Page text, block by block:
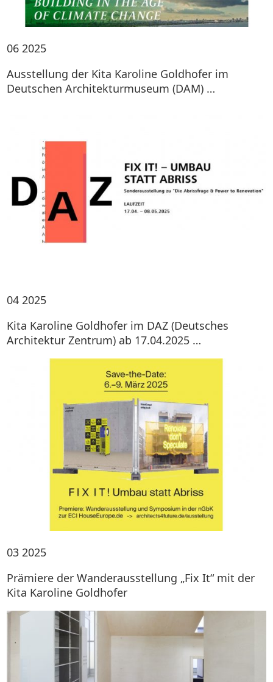
06 2025
Ausstellung der Kita Karoline Goldhofer im
Deutschen Architekturmuseum (DAM) …
04 2025
Kita Karoline Goldhofer im DAZ (Deutsches
Architektur Zentrum) ab 17.04.2025 …
03 2025
Prämiere der Wanderausstellung „Fix It“ mit der
Kita Karoline Goldhofer